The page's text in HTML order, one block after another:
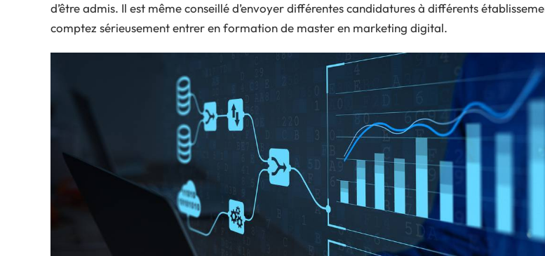
d’être admis. Il est même conseillé d’envoyer différentes candidatures à différents
comptez sérieusement entrer en formation de master en marketing digital.